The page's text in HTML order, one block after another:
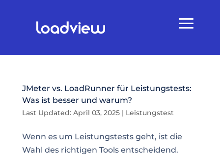
JMeter vs. LoadRunner für Leistungstests:
Was ist besser und warum?
Last Updated: April 03, 2025| Leistungstest
Wenn es um Leistungstests geht, ist die
Wahl des richtigen Tools entscheidend.